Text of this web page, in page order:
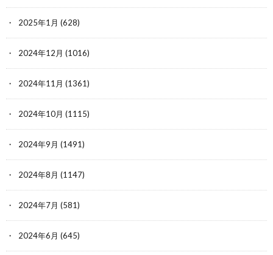
2025年1月 (628)
2024年12月 (1016)
2024年11月 (1361)
2024年10月 (1115)
2024年9月 (1491)
2024年8月 (1147)
2024年7月 (581)
2024年6月 (645)